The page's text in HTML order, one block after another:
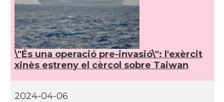
\"És una operació pre-invasió\": l'exèrcit
xinès estreny el cèrcol sobre Taiwan
2024-04-06